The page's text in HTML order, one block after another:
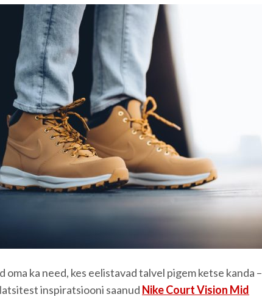
oma ka need, kes eelistavad talvel pigem ketse kanda –
inspiratsiooni saanud Nike Court Vision Mid